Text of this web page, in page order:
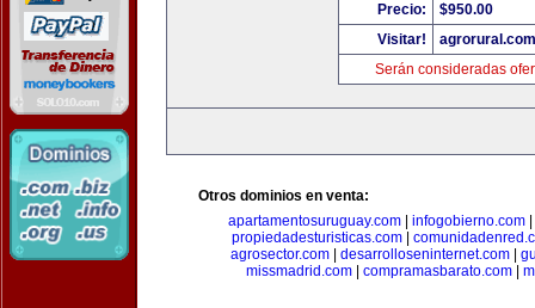
Precio:
$950.00
Visitar!
agrorural.com
Serán consideradas
Otros dominios en venta:
apartamentosuruguay.com
infogobierno.com
propiedadesturisticas.com|
agrosector.com
desarrolloseninternet.com
missmadrid.com| compramasbarato.com|